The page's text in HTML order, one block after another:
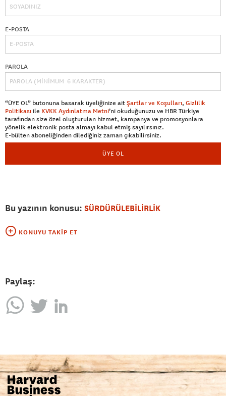
E-POSTA
PAROLA
“ÜYE OL” butonuna basarak üyeliğinize aitŞartlar ve Koşulları, Gizlilik
Politikası ile KVKK Aydınlatma Metni’ni okuduğunuzu ve HBR Türkiye
tarafından size özel oluşturulan hizmet, kampanya ve promosyonlara
yönelik elektronik posta almayı kabul etmiş sayılırsınız.
E-bülten aboneliğinden dilediğiniz zaman çıkabilirsiniz.
ÜYE OL
Bu yazının konusu: SÜRDÜRÜLEBİLİRLİK
KONUYU TAKIP ET
Paylaş: